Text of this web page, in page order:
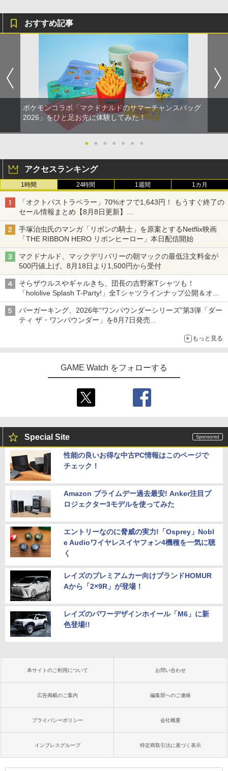
おすすめ記事
ポケモンコラボ「マクドナルドのサマーチャンスバッグ
2026」をひと足お先に体験してみた！
● ● ● ● ● ● ●
アクセスランキング
1時間 24時間 1週間 1カ月
「オクトパストラベラー」70%オフで1,643円！ もうすぐ終了の
セール情報まとめ【8月8日更新】
ニンテンドーeショップでは「大神 絶景版」が67%オフで990円
手塚治虫氏のマンガ「リボンの騎士」を原案とするNetflix映画
「THE RIBBON HERO リボンヒーロー」本日配信開始
マクドナルド、マックデリバリーの朝マックの最低注文料金が
500円値上げ。8月18日より1,500円から受付
そらザウルスやギャルきち、団長の吉野家Tシャツも！
「hololive Splash T-Party!」全Tシャツラインナップ公開＆オン
ライン販売開始
バーガーキング、2026年“ワンパウンダーシリーズ”第3弾「ダー
ティ ザ・ワンパウンダー」を8月7日発売
もっと見る
GAME Watch をフォローする
Special Site
性能の良いお得な中古PC情報はこのページで
チェック！
Amazon プライムデー過去最安! Anker注目プ
ロジェクター3モデルを使ってみた
エントリーなのに脅威の実力!「Osprey」Nobl
e Audioワイヤレスイヤフォン4機種を一気に聴
く
レイズのプレミアムカー向けブランドHOMUR
Aから「2×9R」が登場！
レイズのパワーデザインホイール「M6」に新
色登場!!
本サイトのご利用について お問い合わせ
広告掲載のご案内 編集部へのご連絡
プライバシーポリシー 会社概要
インプレスグループ 特定商取引法に基づく表示